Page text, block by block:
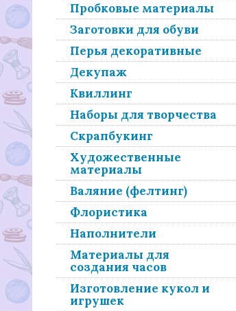
Пробковые материалы
Заготовки для обуви
Перья декоративные
Декупаж
Квиллинг
Наборы для творчества
Скрапбукинг
Художественные
материалы
Валяние (фелтинг)
Флористика
Наполнители
Материалы для
создания часов
Изготовление кукол и
игрушек